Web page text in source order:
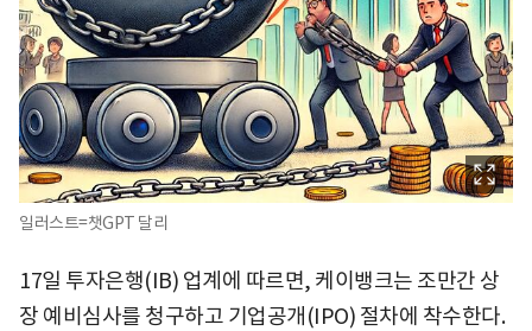
일러스트=챗GPT 달리
17일 투자은행(IB) 업계에 따르면, 케이뱅크는 조만간 상
장 예비심사를 청구하고 기업공개(IPO) 절차에 착수한다.